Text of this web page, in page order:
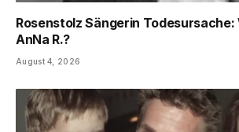
Rosenstolz Sängerin
AnNa R.?
August 4, 2026